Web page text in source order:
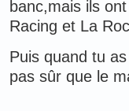
banc,mais ils
Racing et La
Puis quand tu
pas sûr que le